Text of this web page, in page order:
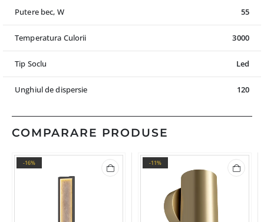
Putere bec, W 55
Temperatura Culorii 3000
Tip Soclu Led
Unghiul de dispersie 120
COMPARARE PRODUSE
-16% -11%